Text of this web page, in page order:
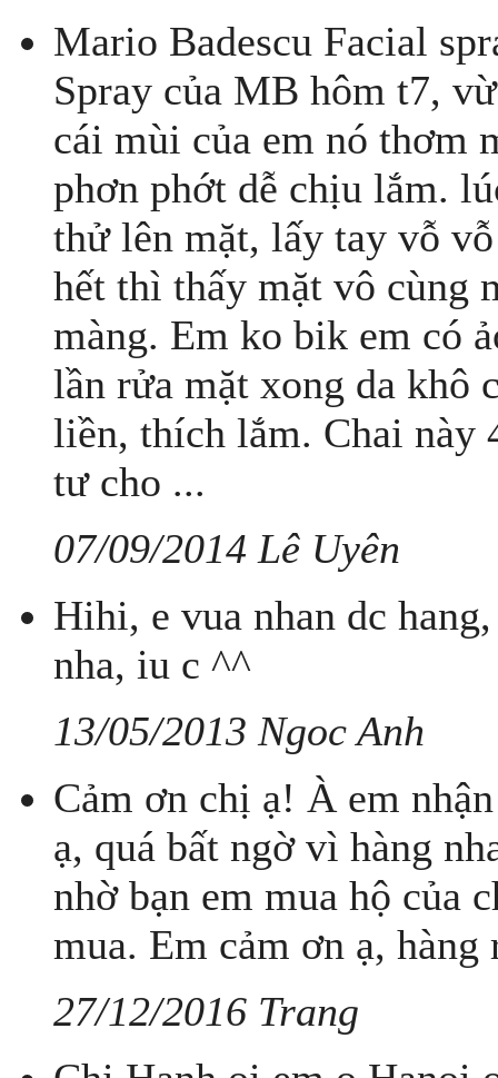
Mario Badescu Facial
Spray của MB hôm t7,
cái mùi của em nó thơm
phơn phớt dễ chịu lắm.
thử lên mặt, lấy tay vỗ
hết thì thấy mặt vô cùng
màng. Em ko bik em có
lần rửa mặt xong da khô
liền, thích lắm. Chai này
tư cho ...
07/09/2014 Lê Uyên
Hihi, e vua nhan dc
nha, iu c ^^
13/05/2013 Ngoc Anh
Cảm ơn chị ạ! À em
ạ, quá bất ngờ vì hàng
nhờ bạn em mua hộ của
mua. Em cảm ơn ạ, hàng
27/12/2016 Trang